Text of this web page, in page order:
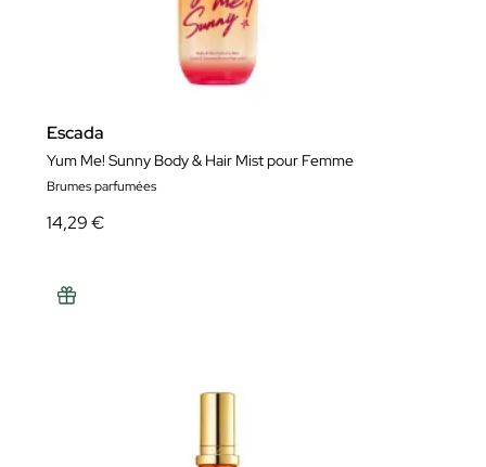
Escada
Yum Me! Sunny Body & Hair Mist pour Femme
Brumes parfumées
14,29 €